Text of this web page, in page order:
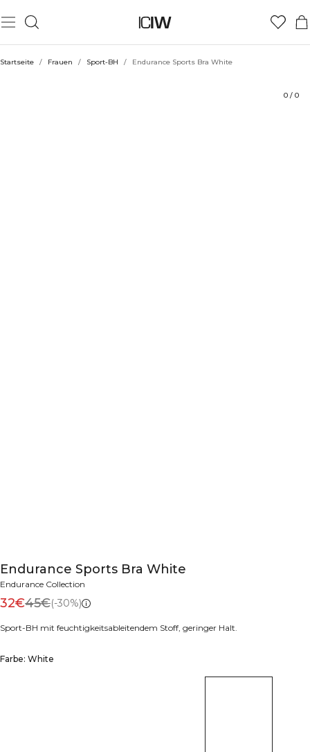
Startseite / Frauen / Sport-BH / Endurance Sports Bra White
0 / 0
Endurance Sports Bra White
Endurance Collection
32€45€(-30%)
Sport-BH mit feuchtigkeitsableitendem Stoff, geringer Halt.
Farbe: White